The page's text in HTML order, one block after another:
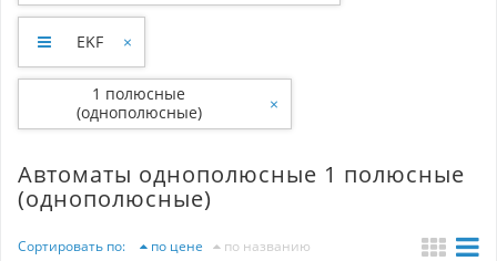
EKF ×
1 полюсные
(однополюсные)
×
Автоматы однополюсные 1 полюсные
(однополюсные)
Сортировать по: по цене по названию